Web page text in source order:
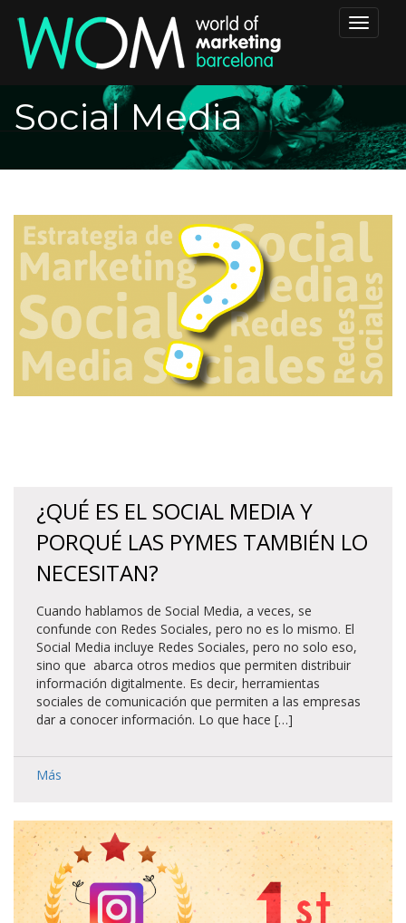
Toggle
Social Media
¿QUÉ ES EL SOCIAL MEDIA Y
PORQUÉ LAS PYMES TAMBIÉN LO
NECESITAN?
Cuando hablamos de Social Media, a veces, se
confunde con Redes Sociales, pero no es lo mismo. El
Social Media incluye Redes Sociales, pero no solo eso,
sino que abarca otros medios que permiten distribuir
información digitalmente. Es decir, herramientas
sociales de comunicación que permiten a las empresas
dar a conocer información. Lo que hace […]
Más